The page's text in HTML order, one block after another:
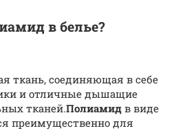
в белье?
ткань, соединяющая в себе
и отличные дышащие
тканей.Полиамид в виде
преимущественно для